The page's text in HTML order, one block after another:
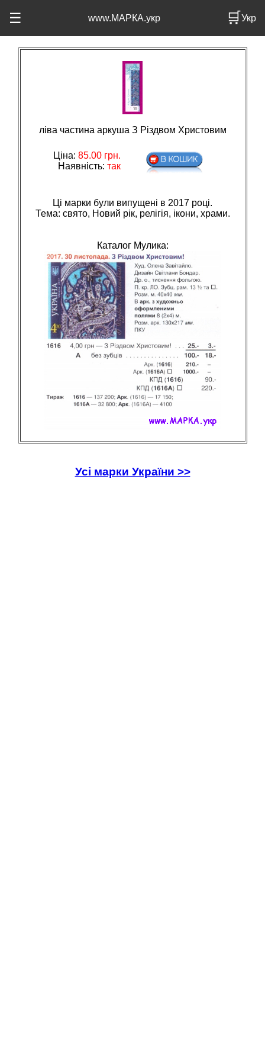
☰ www.МАРКА.укр 🛒Укр
ліва частина аркуша З Різдвом Христовим
Ціна: 85.00грн.
Наявність: так
Ці марки були випущені в 2017 році.
Тема: свято, Новий рiк, релiгiя, iкони, храми.
Каталог Мулика:
Усі марки України >>